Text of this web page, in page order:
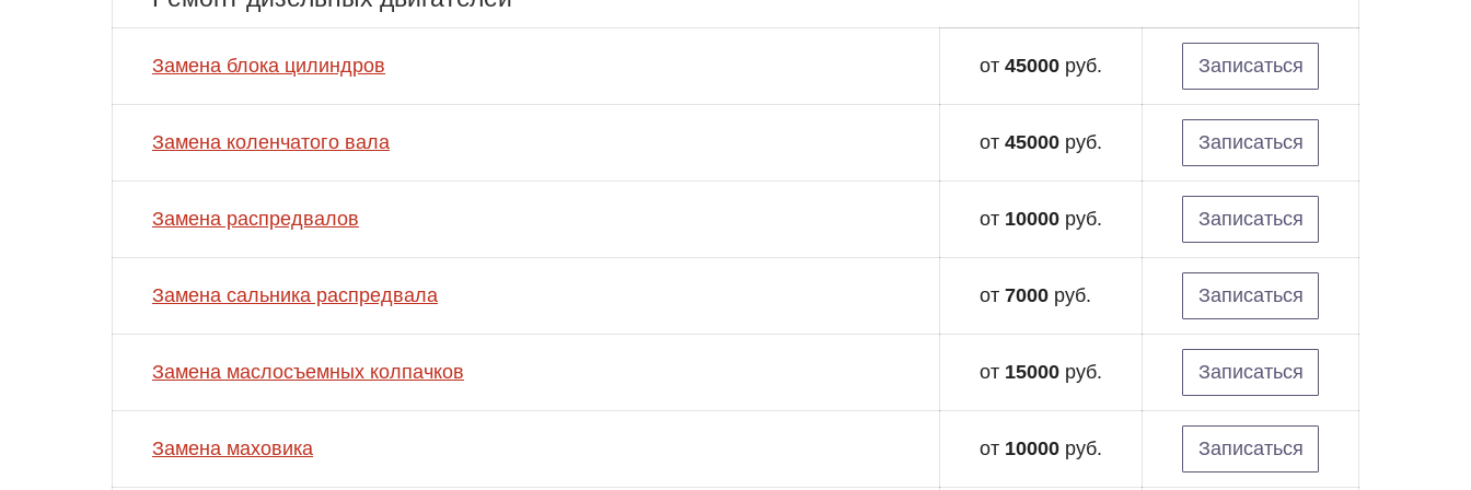
Замена блока цилиндров от 45000 руб. Записаться
Замена коленчатого вала от 45000 руб. Записаться
Замена распредвалов от 10000 руб. Записаться
Замена сальника распредвала от 7000 руб. Записаться
Замена маслосъемных колпачков от 15000 руб. Записаться
Замена маховика от 10000 руб. Записаться